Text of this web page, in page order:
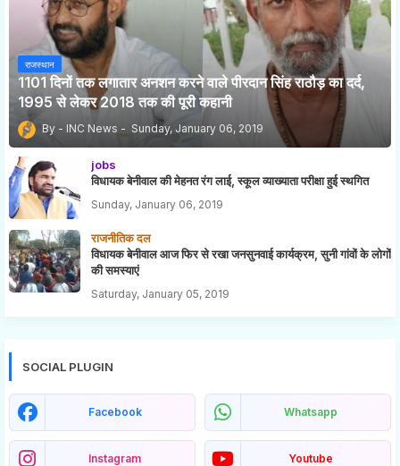
राजस्थान
1101 दिनों तक लगातार अनशन करने वाले पीरदान सिंह राठौड़ का दर्द,
1995 से लेकर 2018 तक की पूरी कहानी
INC News Sunday, January 06, 2019
jobs
विधायक बेनीवाल की मेहनत रंग लाई, स्कूल व्याख्याता परीक्षा हुई स्थगित
Sunday, January 06, 2019
राजनीतिक दल
विधायक बेनीवाल आज फिर से रखा जनसुनवाई कार्यक्रम, सुनी गांवों के लोगों
की समस्याएं
Saturday, January 05, 2019
SOCIAL PLUGIN
Facebook Whatsapp
Instagram Youtube